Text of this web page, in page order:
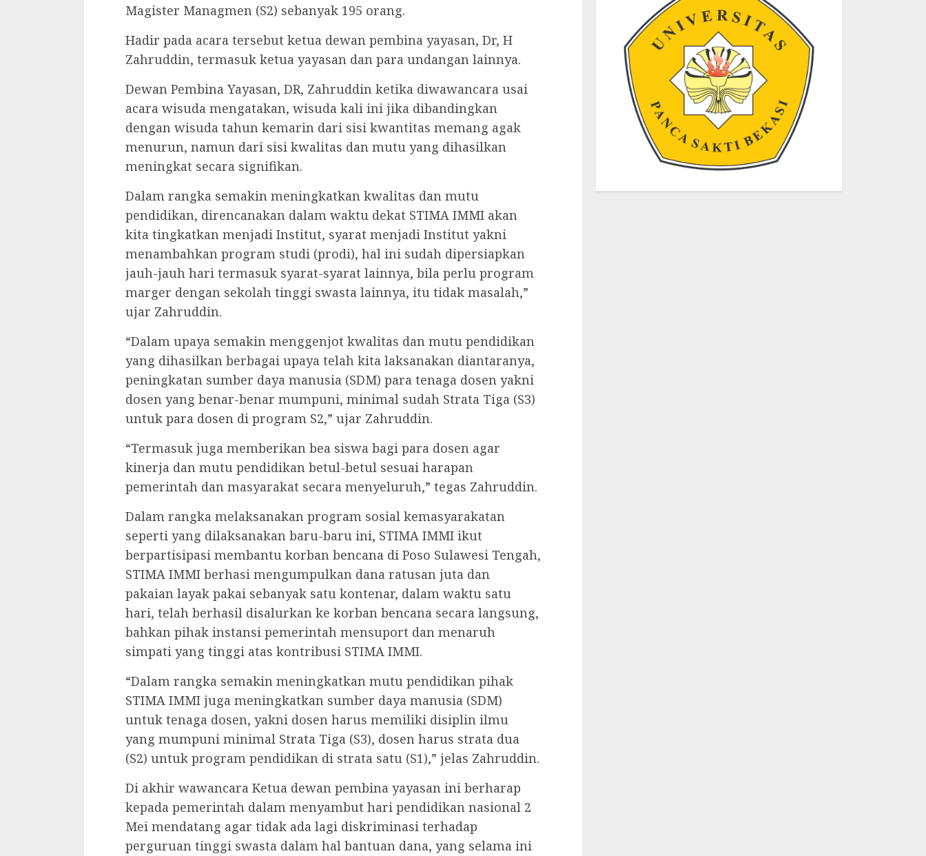
Magister Managmen (S2) sebanyak 195 orang.
Hadir pada acara tersebut ketua dewan pembina yayasan, Dr, H
Zahruddin, termasuk ketua yayasan dan para undangan lainnya.
Dewan Pembina Yayasan, DR, Zahruddin ketika diwawancara usai
acara wisuda mengatakan, wisuda kali ini jika dibandingkan
dengan wisuda tahun kemarin dari sisi kwantitas memang agak
menurun, namun dari sisi kwalitas dan mutu yang dihasilkan
meningkat secara signifikan.
Dalam rangka semakin meningkatkan kwalitas dan mutu
pendidikan, direncanakan dalam waktu dekat STIMA IMMI akan
kita tingkatkan menjadi Institut, syarat menjadi Institut yakni
menambahkan program studi (prodi), hal ini sudah dipersiapkan
jauh-jauh hari termasuk syarat-syarat lainnya, bila perlu program
marger dengan sekolah tinggi swasta lainnya, itu tidak masalah,”
ujar Zahruddin.
“Dalam upaya semakin menggenjot kwalitas dan mutu pendidikan
yang dihasilkan berbagai upaya telah kita laksanakan diantaranya,
peningkatan sumber daya manusia (SDM) para tenaga dosen yakni
dosen yang benar-benar mumpuni, minimal sudah Strata Tiga (S3)
untuk para dosen di program S2,” ujar Zahruddin.
“Termasuk juga memberikan bea siswa bagi para dosen agar
kinerja dan mutu pendidikan betul-betul sesuai harapan
pemerintah dan masyarakat secara menyeluruh,” tegas Zahruddin.
Dalam rangka melaksanakan program sosial kemasyarakatan
seperti yang dilaksanakan baru-baru ini, STIMA IMMI ikut
berpartisipasi membantu korban bencana di Poso Sulawesi Tengah,
STIMA IMMI berhasi mengumpulkan dana ratusan juta dan
pakaian layak pakai sebanyak satu kontenar, dalam waktu satu
hari, telah berhasil disalurkan ke korban bencana secara langsung,
bahkan pihak instansi pemerintah mensuport dan menaruh
simpati yang tinggi atas kontribusi STIMA IMMI.
“Dalam rangka semakin meningkatkan mutu pendidikan pihak
STIMA IMMI juga meningkatkan sumber daya manusia (SDM)
untuk tenaga dosen, yakni dosen harus memiliki disiplin ilmu
yang mumpuni minimal Strata Tiga (S3), dosen harus strata dua
(S2) untuk program pendidikan di strata satu (S1),” jelas Zahruddin.
Di akhir wawancara Ketua dewan pembina yayasan ini berharap
kepada pemerintah dalam menyambut hari pendidikan nasional 2
Mei mendatang agar tidak ada lagi diskriminasi terhadap
perguruan tinggi swasta dalam hal bantuan dana, yang selama ini